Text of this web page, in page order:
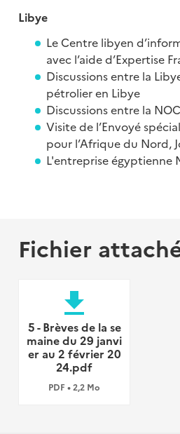
Libye
Le Centre libyen
avec l’aide d’Expertise
Discussions entre la
pétrolier en Libye
Discussions entre la
Visite de l’Envoyé
pour l’Afrique du Nord,
L'entreprise
Fichier
file_download
5 - Brèves de la se
maine du 29 janvi
er au 2 février 20
24.pdf
PDF • 2,2 Mo